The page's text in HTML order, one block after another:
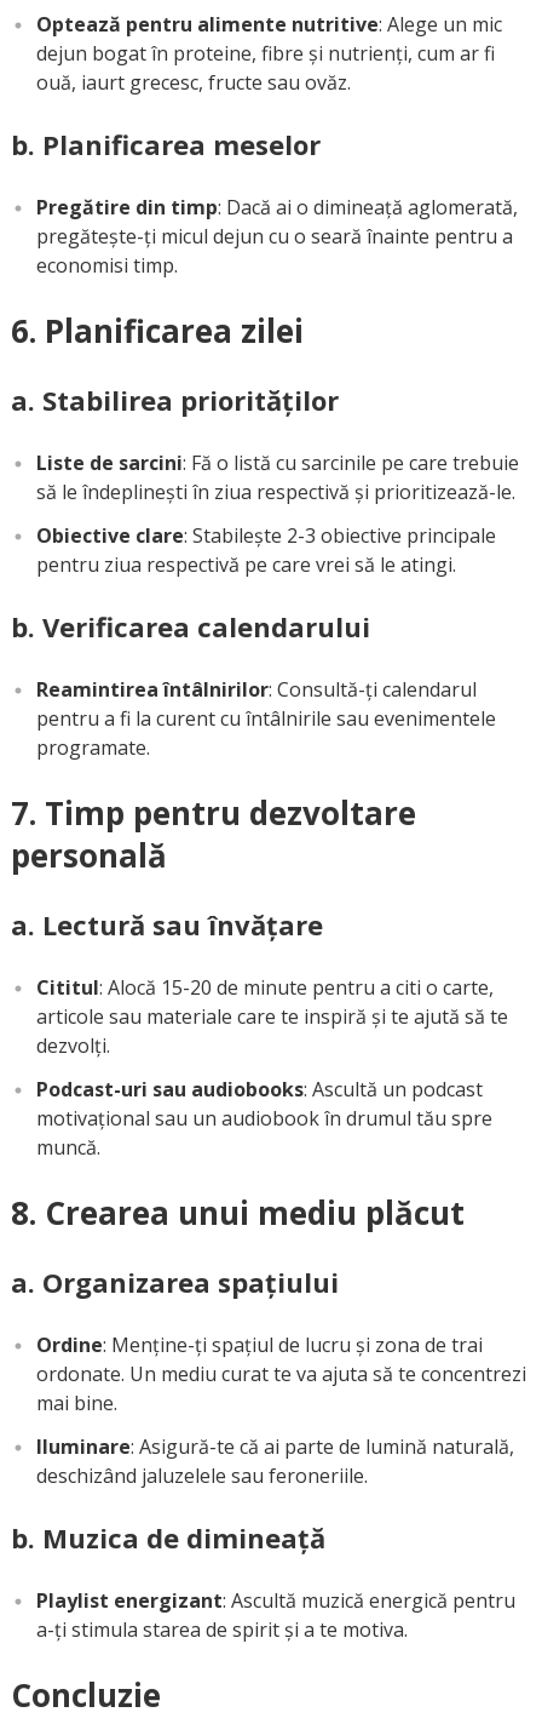
Optează pentru alimente nutritive: Alege un mic
dejun bogat în proteine, fibre și nutrienți, cum ar fi
ouă, iaurt grecesc, fructe sau ovăz.
b. Planificarea meselor
Pregătire din timp: Dacă ai o dimineață aglomerată,
pregătește-ți micul dejun cu o seară înainte pentru a
economisi timp.
6. Planificarea zilei
a. Stabilirea priorităților
Liste de sarcini: Fă o listă cu sarcinile pe care trebuie
să le îndeplinești în ziua respectivă și prioritizează-le.
Obiective clare: Stabilește 2-3 obiective principale
pentru ziua respectivă pe care vrei să le atingi.
b. Verificarea calendarului
Reamintirea întâlnirilor: Consultă-ți calendarul
pentru a fi la curent cu întâlnirile sau evenimentele
programate.
7. Timp pentru dezvoltare
personală
a. Lectură sau învățare
Cititul: Alocă 15-20 de minute pentru a citi o carte,
articole sau materiale care te inspiră și te ajută să te
dezvolți.
Podcast-uri sau audiobooks: Ascultă un podcast
motivațional sau un audiobook în drumul tău spre
muncă.
8. Crearea unui mediu plăcut
a. Organizarea spațiului
Ordine: Menține-ți spațiul de lucru și zona de trai
ordonate. Un mediu curat te va ajuta să te concentrezi
mai bine.
Iluminare: Asigură-te că ai parte de lumină naturală,
deschizând jaluzelele sau feroneriile.
b. Muzica de dimineață
Playlist energizant: Ascultă muzică energică pentru
a-ți stimula starea de spirit și a te motiva.
Concluzie